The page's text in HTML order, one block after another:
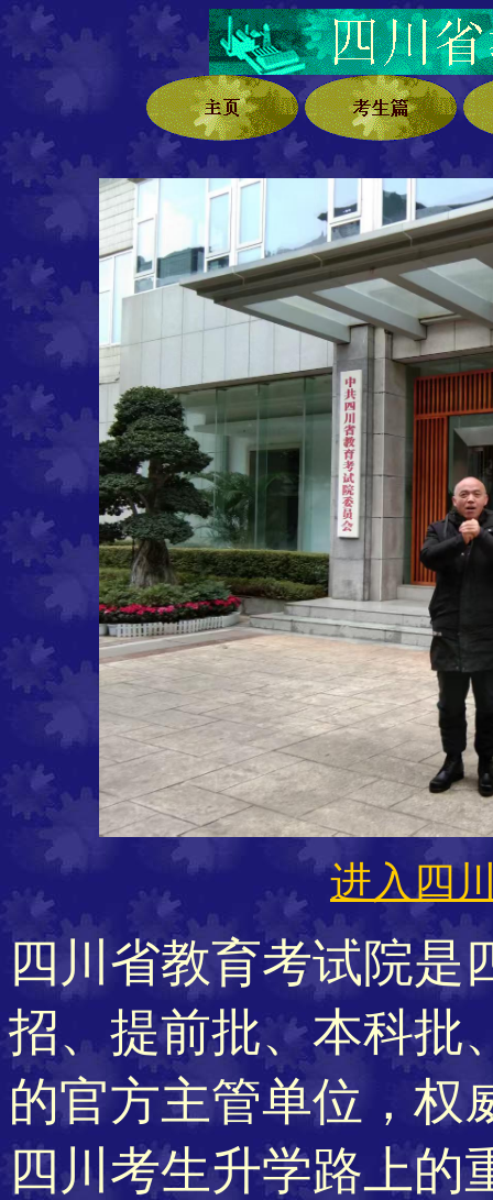
进入四
四川省教育考试院是
招、提前批、本科批
的官方主管单位，权
四川考生升学路上的